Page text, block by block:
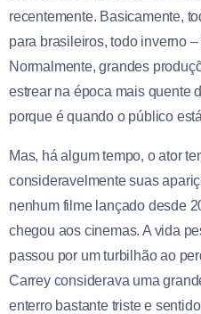
recentemente. Basicamente,
para brasileiros, todo inverno
Normalmente, grandes
estrear na época mais quente
porque é quando o público
Mas, há algum tempo, o ator
consideravelmente suas
nenhum filme lançado desde
chegou aos cinemas. A vida
passou por um turbilhão ao
Carrey considerava uma
enterro bastante triste e